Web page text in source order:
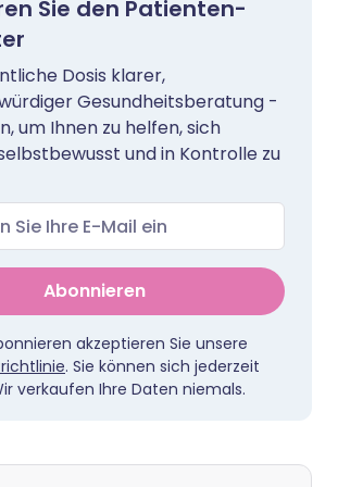
Sie den Patienten-
Dosis klarer,
Gesundheitsberatung -
um Ihnen zu helfen, sich
und in Kontrolle zu
Abonnieren
akzeptieren Sie unsere
. Sie können sich jederzeit
verkaufen Ihre Daten niemals.